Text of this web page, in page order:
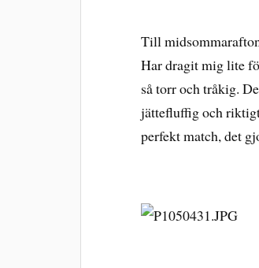
Till
Har dragit mig lite
så torr och tråkig.
jättefluffig och
perfekt match, det